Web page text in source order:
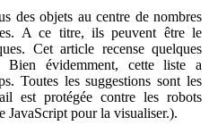
des objets au centre de nombres
A ce titre, ils peuvent être le
Cet article recense quelques
Bien évidemment, cette liste a
Toutes les suggestions sont les
est protégée contre les robots
JavaScript pour la visualiser.).